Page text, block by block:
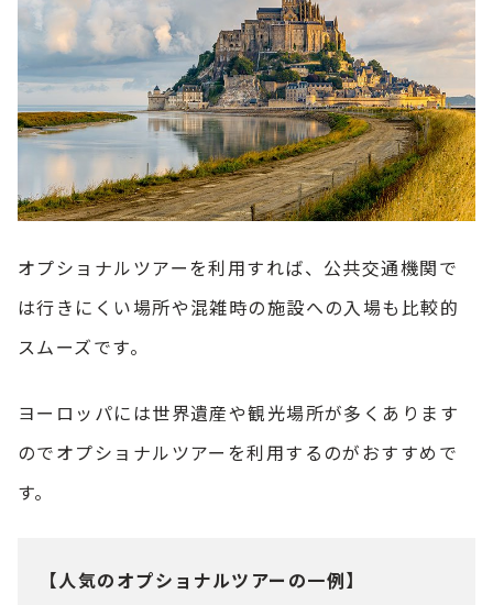
オプショナルツアーを利用すれば、公共交通機関で
は行きにくい場所や混雑時の施設への入場も比較的
スムーズです。
ヨーロッパには世界遺産や観光場所が多くあります
のでオプショナルツアーを利用するのがおすすめで
す。
【人気のオプショナルツアーの一例】